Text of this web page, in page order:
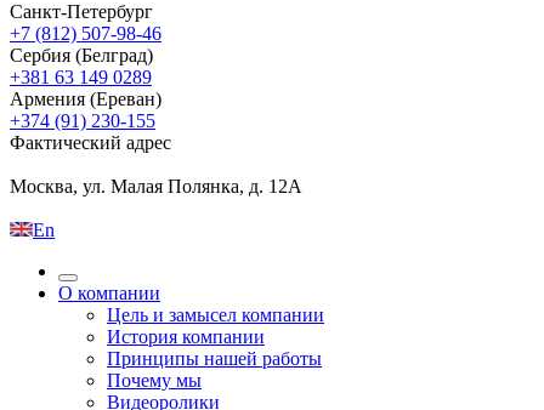
Санкт-Петербург
+7 (812) 507-98-46
Сербия (Белград)
+381 63 149 0289
Армения (Ереван)
+374 (91) 230-155
Фактический адрес
Москва, ул. Малая Полянка, д. 12А
En
О компании
Цель и замысел компании
История компании
Принципы нашей работы
Почему мы
Видеоролики